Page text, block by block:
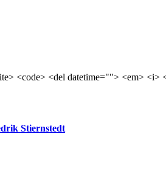
<code> <del datetime=""> <em> <i>
Stiernstedt